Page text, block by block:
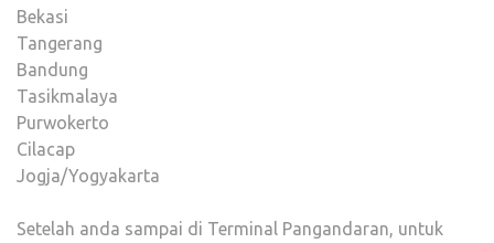
Bekasi
Tangerang
Bandung
Tasikmalaya
Purwokerto
Cilacap
Jogja/Yogyakarta
Setelah anda sampai di Terminal Pangandaran, untuk